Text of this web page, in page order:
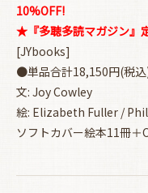
10%OFF!
★『多聴多読マガジン』
[JYbooks]
●単品合計18,150円(税
文: Joy Cowley
絵: Elizabeth Fuller /
ソフトカバー絵本11冊＋